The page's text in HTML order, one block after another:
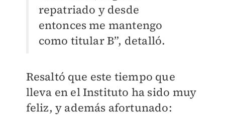
repatriado y desde
entonces me mantengo
como titular B”, detalló.
Resaltó que este tiempo que
lleva en el Instituto ha sido muy
feliz, y además afortunado: